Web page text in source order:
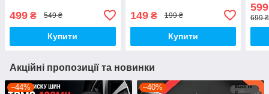
багаторазова модель
підходить для конфетті
кульок
499 ₴ 549 ₴
Купити
антиковзка ручка великий
об'єм для води
149₴ 199 ₴
Купити
599
699
Акційні пропозиції та новинки
–44% –40%